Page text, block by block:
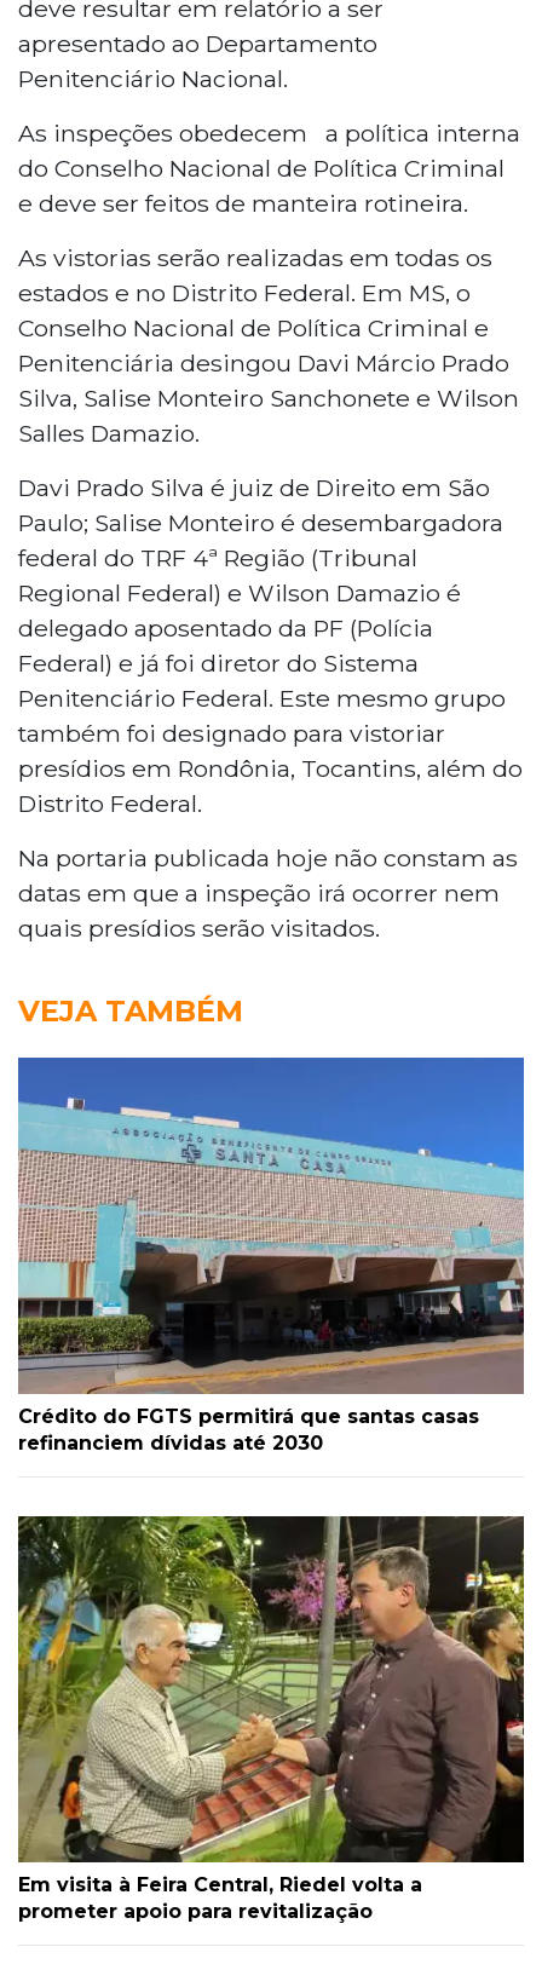
deve resultar em relatório a ser
apresentado ao Departamento
Penitenciário Nacional.
As inspeções obedecem a política interna
do Conselho Nacional de Política Criminal
e deve ser feitos de manteira rotineira.
As vistorias serão realizadas em todas os
estados e no Distrito Federal. Em MS, o
Conselho Nacional de Política Criminal e
Penitenciária desingou Davi Márcio Prado
Silva, Salise Monteiro Sanchonete e Wilson
Salles Damazio.
Davi Prado Silva é juiz de Direito em São
Paulo; Salise Monteiro é desembargadora
federal do TRF 4ª Região (Tribunal
Regional Federal) e Wilson Damazio é
delegado aposentado da PF (Polícia
Federal) e já foi diretor do Sistema
Penitenciário Federal. Este mesmo grupo
também foi designado para vistoriar
presídios em Rondônia, Tocantins, além do
Distrito Federal.
Na portaria publicada hoje não constam as
datas em que a inspeção irá ocorrer nem
quais presídios serão visitados.
VEJA TAMBÉM
Crédito do FGTS permitirá que santas casas
refinanciem dívidas até 2030
Em visita à Feira Central, Riedel volta a
prometer apoio para revitalização